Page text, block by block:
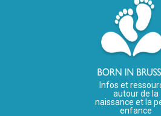
Infos et
autour de la
naissance et la
enfance